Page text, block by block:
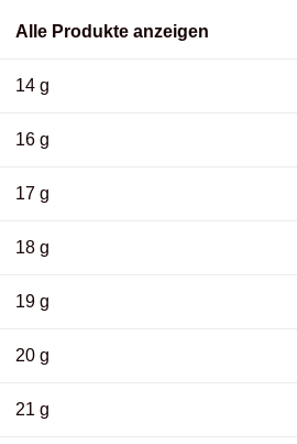
Alle Produkte anzeigen
14 g
16 g
17 g
18 g
19 g
20 g
21 g